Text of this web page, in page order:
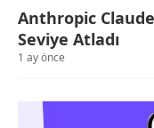
Anthropic Claude
Seviye Atladı
1 ay önce